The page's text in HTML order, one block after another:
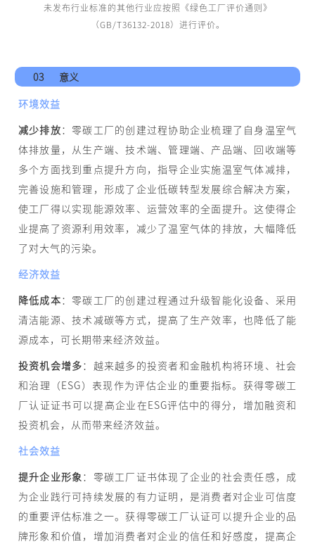
未发布行业标准的其他行业应按照《绿色工厂评价通则》
（GB/T36132-2018）进行评价。
03
意义
环境效益
减少排放：零碳工厂的创建过程协助企业梳理了自身温室气
体排放量，从生产端、技术端、管理端、产品端、回收端等
多个方面找到重点提升方向，指导企业实施温室气体减排，
完善设施和管理，形成了企业低碳转型发展综合解决方案，
使工厂得以实现能源效率、运营效率的全面提升。这使得企
业提高了资源利用效率，减少了温室气体的排放，大幅降低
了对大气的污染。
经济效益
降低成本：零碳工厂的创建过程通过升级智能化设备、采用
清洁能源、技术减碳等方式，提高了生产效率，也降低了能
源成本，可长期带来经济效益。
投资机会增多：越来越多的投资者和金融机构将环境、社会
和治理（ESG）表现作为评估企业的重要指标。获得零碳工
厂认证证书可以提高企业在ESG评估中的得分，增加融资和
投资机会，从而带来经济效益。
社会效益
提升企业形象：零碳工厂证书体现了企业的社会责任感，成
为企业践行可持续发展的有力证明，是消费者对企业可信度
的重要评估标准之一。获得零碳工厂认证可以提升企业的品
牌形象和价值，增加消费者对企业的信任和好感度，提高企